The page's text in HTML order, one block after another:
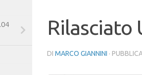
Rilasciato
DI MARCO GIANNINI ·